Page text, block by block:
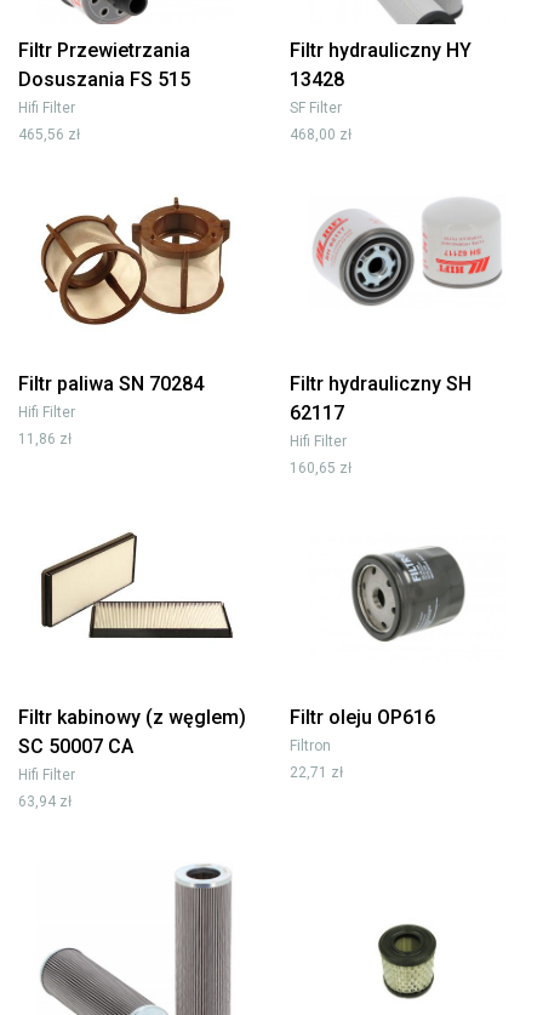
Filtr Przewietrzania
Dosuszania FS 515
Hifi Filter
465,56 zł
Filtr hydrauliczny HY
13428
SF Filter
468,00 zł
Filtr paliwa SN 70284
Hifi Filter
11,86 zł
Filtr hydrauliczny SH
62117
Hifi Filter
160,65 zł
Filtr kabinowy (z węglem)
SC 50007 CA
Hifi Filter
63,94 zł
Filtr oleju OP616
Filtron
22,71 zł